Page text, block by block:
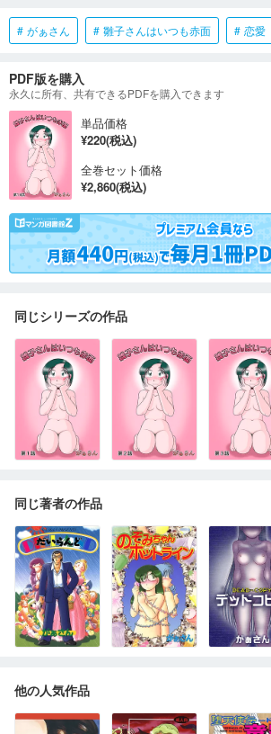
がぁさん 雛子さんはいつも赤面 恋愛
PDF版を購入
永久に所有、共有できるPDFを購入できます
単品価格
¥220(税込)
全巻セット価格
¥2,860(税込)
同じシリーズの作品
同じ著者の作品
他の人気作品